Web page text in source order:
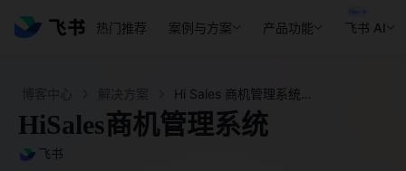
热门推荐 案例与方案 产品功能 飞书 AI
HiSales商机管理系统
飞书